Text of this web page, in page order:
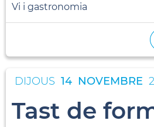
Vi i gastronomia
DIJOUS 14 NOVEMBRE
Tast de